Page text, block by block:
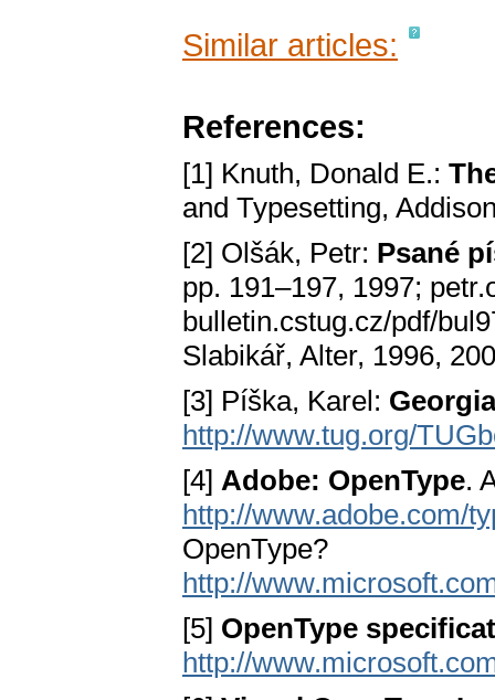
Similar articles:
References:
[1] Knuth, Donald E.:
and Typesetting,
[2] Olšák, Petr: Psané
pp. 191–197, 1997;
bulletin.cstug.cz/pdf/
Slabikář, Alter, 1996,
[3] Píška, Karel:
http://www.tug.org/
[4] Adobe: OpenType.
http://www.adobe.com/
OpenType?
http://
[5] OpenType
http://